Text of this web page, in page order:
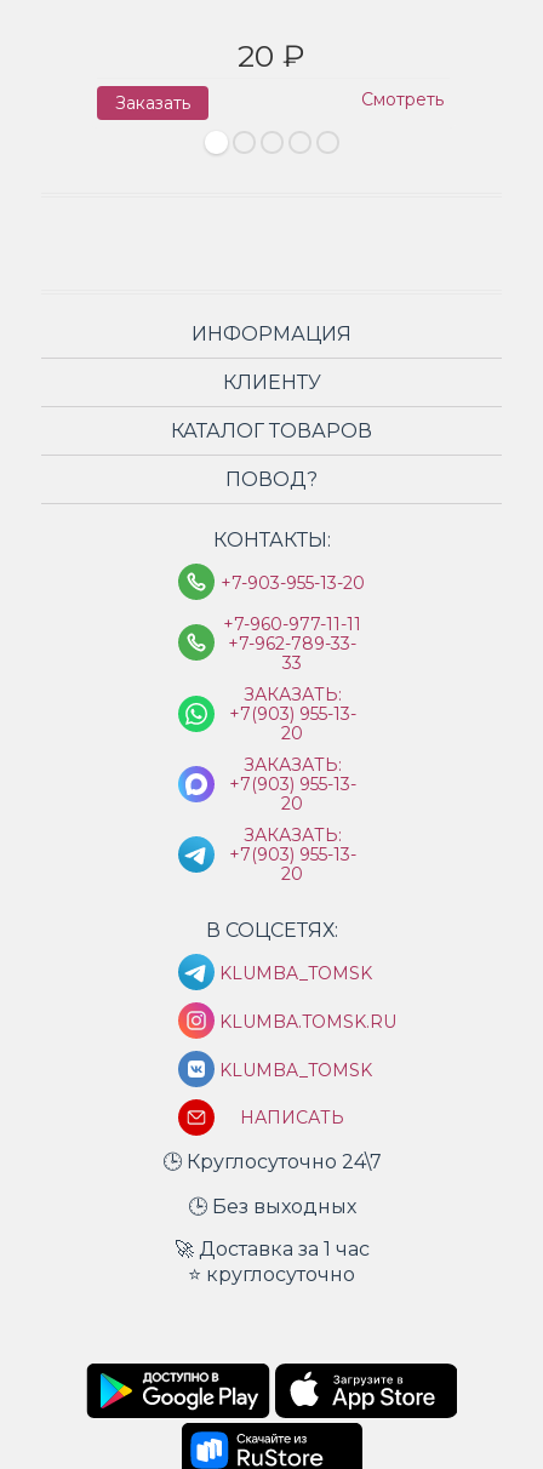
20 ₽
Заказать Смотреть
ИНФОРМАЦИЯ
КЛИЕНТУ
КАТАЛОГ ТОВАРОВ
ПОВОД?
КОНТАКТЫ:
+7-903-955-13-20
+7-960-977-11-11
+7-962-789-33-
33
ЗАКАЗАТЬ:
+7(903) 955-13-
20
ЗАКАЗАТЬ:
+7(903) 955-13-
20
ЗАКАЗАТЬ:
+7(903) 955-13-
20
В СОЦСЕТЯХ:
KLUMBA_TOMSK
KLUMBA.TOMSK.RU
KLUMBA_TOMSK
НАПИСАТЬ
🕒 Круглосуточно 24\7
🕒 Без выходных
🚀 Доставка за 1 час
⭐ круглосуточно